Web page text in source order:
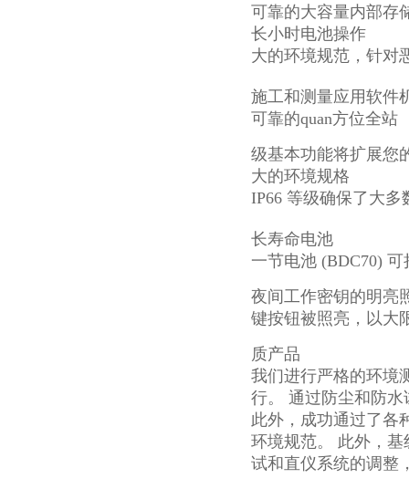
可靠的大容量内部存
长小时电池操作
大的环境规范，针对
施工和测量应用软件
可靠的quan方位全站
级基本功能将扩展您
大的环境规格
IP66 等级确保了大
长寿命电池
一节电池 (BDC70)
夜间工作密钥的明亮
键按钮被照亮，以大
质产品
我们进行严格的环境
行。 通过防尘和防
此外，成功通过了各
环境规范。 此外，
试和直仪系统的调整